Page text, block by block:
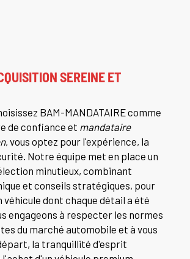
SEREINE ET
BAM-MANDATAIRE comme
de confiance et mandataire
, vous optez pour l'expérience, la
Notre équipe met en place un
minutieux, combinant
et conseils stratégiques, pour
véhicule dont chaque détail a été
engageons à respecter les normes
du marché automobile et à vous
la tranquillité d'esprit